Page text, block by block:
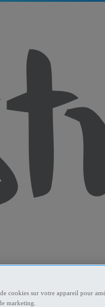
cookies sur votre appareil pour
marketing.